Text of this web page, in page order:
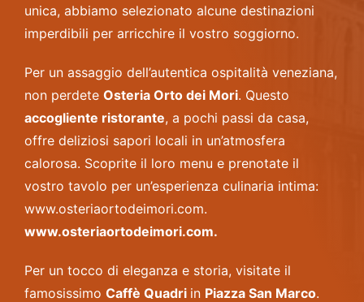
unica, abbiamo selezionato alcune destinazioni
imperdibili per arricchire il vostro soggiorno.
Per un assaggio dell’autentica ospitalità veneziana,
non perdete Osteria Orto dei Mori. Questo
accogliente ristorante, a pochi passi da casa,
offre deliziosi sapori locali in un’atmosfera
calorosa. Scoprite il loro menu e prenotate il
vostro tavolo per un’esperienza culinaria intima:
www.osteriaortodeimori.com.
www.osteriaortodeimori.com.
Per un tocco di eleganza e storia, visitate il
famosissimo Caffè Quadri in Piazza San Marco.